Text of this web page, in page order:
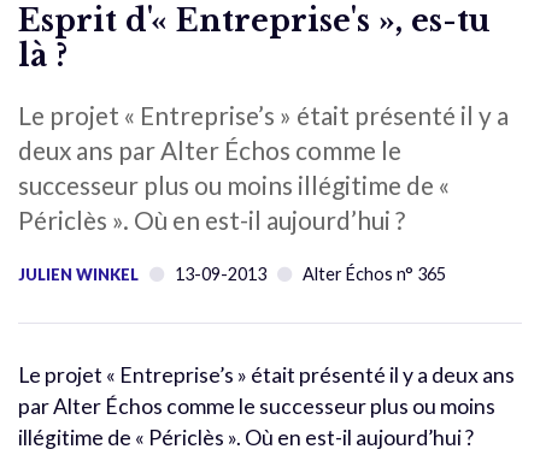
Esprit d'« Entreprise's », es-tu
là ?
Le projet « Entreprise’s » était présenté il y a
deux ans par Alter Échos comme le
successeur plus ou moins illégitime de «
Périclès ». Où en est-il aujourd’hui ?
JULIEN WINKEL 13-09-2013 Alter Échos n° 365
Le projet « Entreprise’s » était présenté il y a deux ans
par Alter Échos comme le successeur plus ou moins
illégitime de « Périclès ». Où en est-il aujourd’hui ?